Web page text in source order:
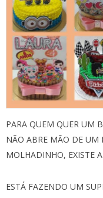
PARA QUEM QUER UM
NÃO ABRE MÃO DE UM
MOLHADINHO, EXISTE
ESTÁ FAZENDO UM